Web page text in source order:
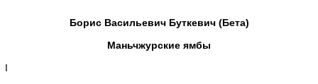
Случайная цитата
Борис Васильевич Буткевич (Бета)
Маньчжурские ямбы
I